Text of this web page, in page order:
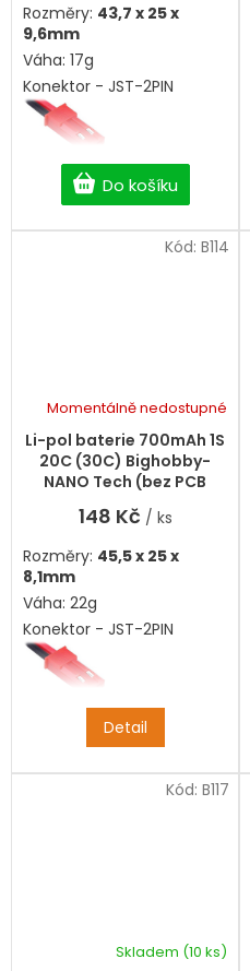
Do košíku
Rozměry: 43,7 x 25 x
9,6mm
Váha: 17g
Konektor - JST-2PIN
Li-pol baterie 700mAh 1S
20C (30C) Bighobby-
NANO Tech (bez PCB
ochrany)
Momentálně nedostupné
148 Kč / ks
Detail
Rozměry: 45,5 x 25 x
8,1mm
Váha: 22g
Konektor - JST-2PIN
Kód: B114
Skladem (10 ks)
Kód: B117